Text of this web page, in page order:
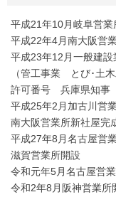
平成21年10月岐阜営
平成22年4月南大阪営
平成23年12月一般建
（管工事業 とび･土木
許可番号 兵庫県知事
平成25年2月加古川営
南大阪営業所新社屋完
平成27年8月名古屋営
滋賀営業所開設
令和元年5月名古屋営
令和2年8月阪神営業所